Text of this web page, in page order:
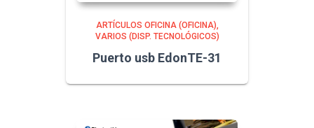
ARTÍCULOS OFICINA (OFICINA)
VARIOS (DISP. TECNOLÓGICOS)
Puerto usb EdonTE-31